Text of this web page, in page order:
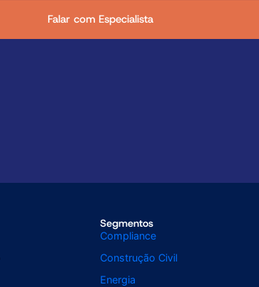
Falar com Especialista
Segmentos
Compliance
Construção Civil
Energia